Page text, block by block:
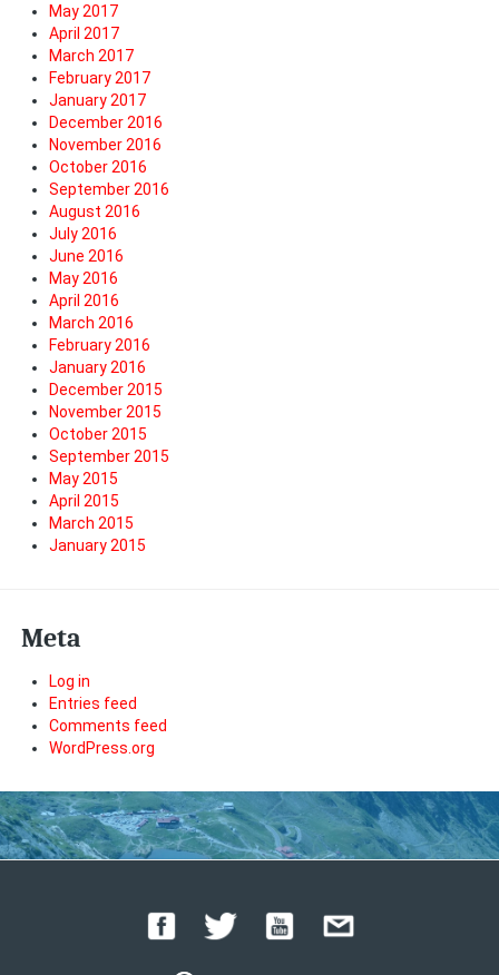
May 2017
April 2017
March 2017
February 2017
January 2017
December 2016
November 2016
October 2016
September 2016
August 2016
July 2016
June 2016
May 2016
April 2016
March 2016
February 2016
January 2016
December 2015
November 2015
October 2015
September 2015
May 2015
April 2015
March 2015
January 2015
Meta
Log in
Entries feed
Comments feed
WordPress.org